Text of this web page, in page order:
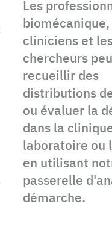
Les
cliniciens et
chercheurs
recueillir des
distributions
ou évaluer la
dans la
laboratoire ou
en utilisant
passerelle
démarche.